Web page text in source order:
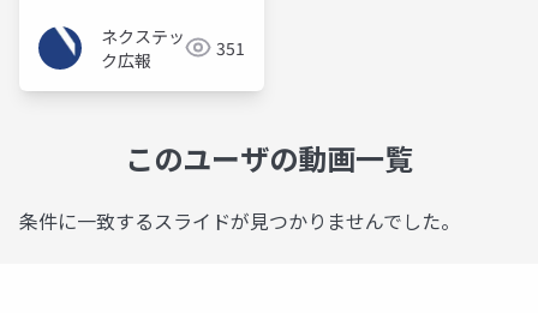
ネクステッ
ク広報
351
このユーザの動画一覧
条件に一致するスライドが見つかりませんでした。